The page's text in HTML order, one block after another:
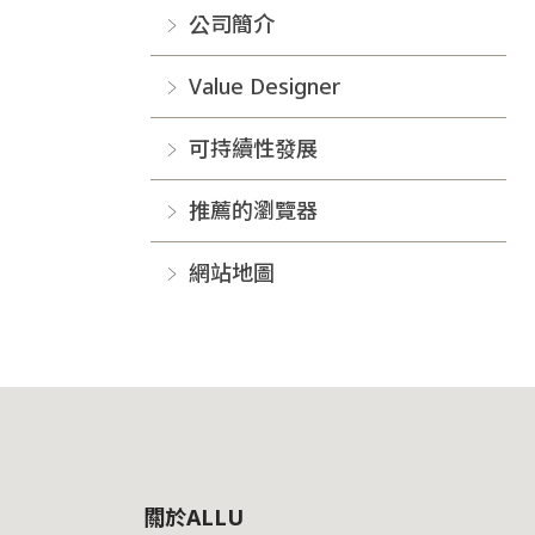
公司簡介
Value Designer
可持續性發展
推薦的瀏覽器
網站地圖
關於ALLU